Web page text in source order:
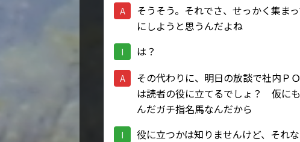
A
そうそう。それでさ、せっかく集ま
にしようと思うんだよね
I は？
A
その代わりに、明日の放談で社内Ｐ
は読者の役に立てるでしょ？ 仮に
んだガチ指名馬なんだから
I 役に立つかは知りませんけど、それ